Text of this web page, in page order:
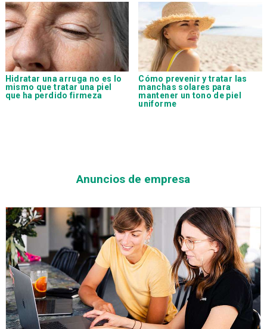
Hidratar una arruga no es lo
mismo que tratar una piel
que ha perdido firmeza
Cómo prevenir y tratar las
manchas solares para
mantener un tono de piel
uniforme
Anuncios de empresa